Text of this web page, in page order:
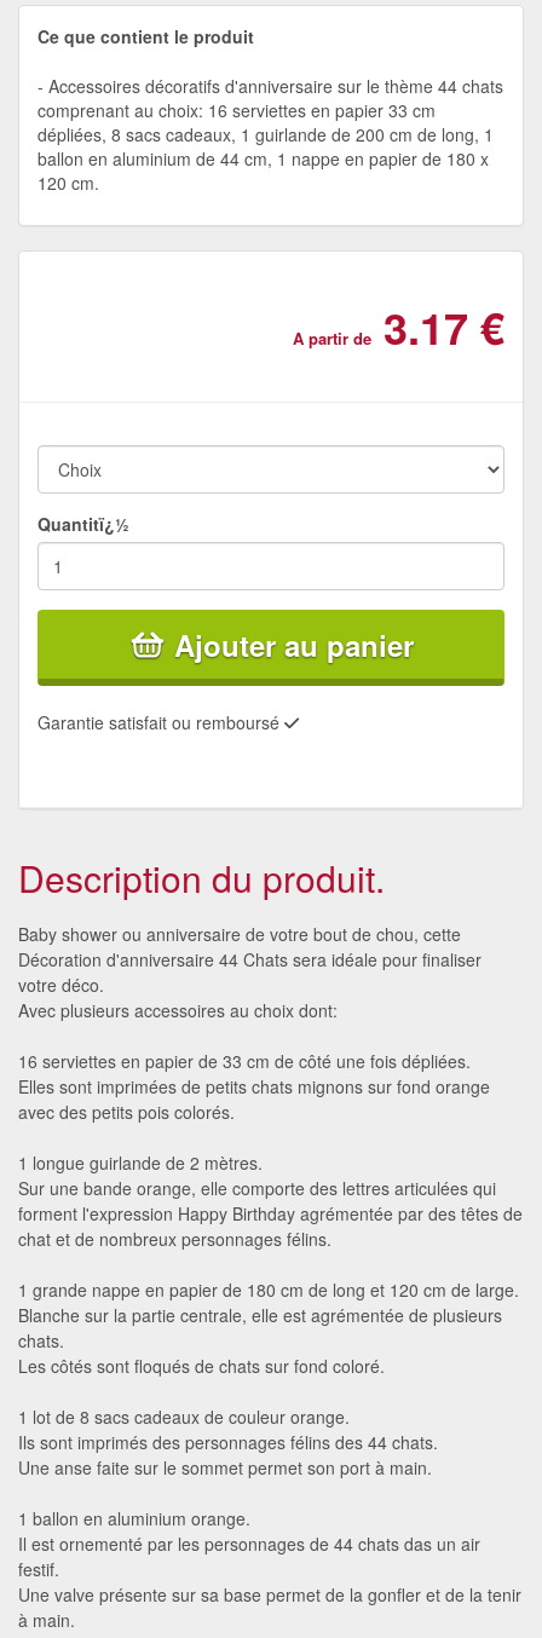
Ce que contient le produit
Accessoires décoratifs d'anniversaire sur le thème 44 chats
comprenant au choix: 16 serviettes en papier 33 cm
dépliées, 8 sacs cadeaux, 1 guirlande de 200 cm de long, 1
ballon en aluminium de 44 cm, 1 nappe en papier de 180 x
120 cm.
A partir de 3.17 €
Quantitï¿½
Ajouter au panier
Garantie satisfait ou remboursé
Description du produit.
Baby shower ou anniversaire de votre bout de chou, cette
Décoration d'anniversaire 44 Chats sera idéale pour finaliser
votre déco.
Avec plusieurs accessoires au choix dont:
16 serviettes en papier de 33 cm de côté une fois dépliées.
Elles sont imprimées de petits chats mignons sur fond orange
avec des petits pois colorés.
1 longue guirlande de 2 mètres.
Sur une bande orange, elle comporte des lettres articulées qui
forment l'expression Happy Birthday agrémentée par des têtes de
chat et de nombreux personnages félins.
1 grande nappe en papier de 180 cm de long et 120 cm de large.
Blanche sur la partie centrale, elle est agrémentée de plusieurs
chats.
Les côtés sont floqués de chats sur fond coloré.
1 lot de 8 sacs cadeaux de couleur orange.
Ils sont imprimés des personnages félins des 44 chats.
Une anse faite sur le sommet permet son port à main.
1 ballon en aluminium orange.
Il est ornementé par les personnages de 44 chats das un air
festif.
Une valve présente sur sa base permet de la gonfler et de la tenir
à main.